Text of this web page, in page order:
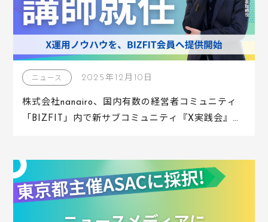
ニュース 2025年12月10日
株式会社nanairo、国内有数の経営者コミュニティ
「BIZFIT」内で新サブコミュニティ『X実践会』の